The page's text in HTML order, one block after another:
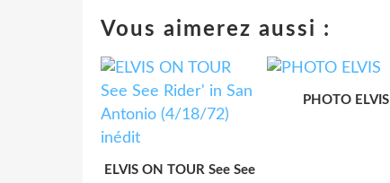
Vous aimerez aussi :
ELVIS ON TOUR See See
PHOTO ELVIS